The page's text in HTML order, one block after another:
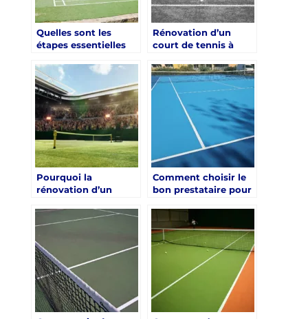
Quelles sont les
étapes essentielles
rénovation court de
tennis Paris ?
Rénovation d’un
court de tennis à
les étapes clés ?
Pourquoi la
rénovation d’un
Paris est-elle
nécessaire ?
Comment choisir le
bon prestataire pour
votre court de tennis
à Paris ?